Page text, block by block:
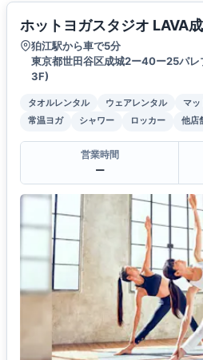
ホットヨガスタジオ LAVA
狛江駅から車で5分
東京都世田谷区成城2ー40ー25パ
3F)
タオルレンタル ウェアレンタル マッ
常温ヨガ
シャワー ロッカー 他店
営業時間
ー